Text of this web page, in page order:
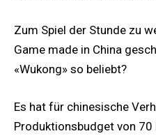
Zum Spiel der Stunde zu
Game made in China
«Wukong» so beliebt?
Es hat für chinesische
Produktionsbudget von 70